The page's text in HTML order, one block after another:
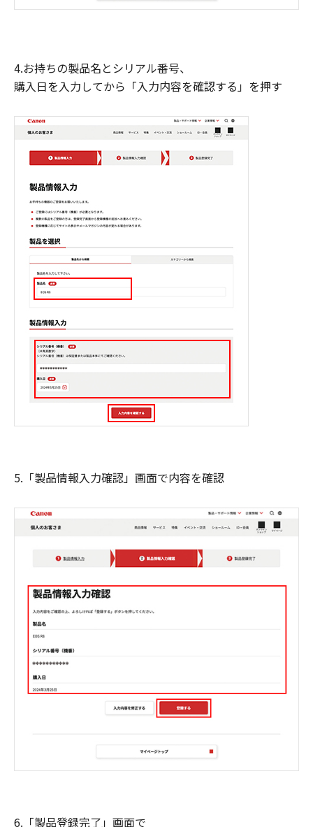
4.お持ちの製品名とシリアル番号、
購入日を入力してから「入力内容を確認する」を押す
5.「製品情報入力確認」画面で内容を確認
6.「製品登録完了」画面で